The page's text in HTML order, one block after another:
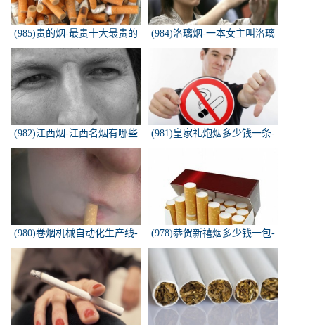
(985)贵的烟-最贵十大最贵的
香烟是什么
(984)洛璃烟-一本女主叫洛璃
烟的快穿小说，叫什么名字来
着？？？
(982)江西烟-江西名烟有哪些
(981)皇家礼炮烟多少钱一条-
(980)卷烟机械自动化生产线-
中国烟草机械集团
(978)恭贺新禧烟多少钱一包-
恭贺新禧香烟有细支的多少钱
一盒？